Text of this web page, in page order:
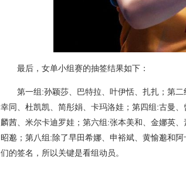
最后，女单小组赛的抽签结果如下：
第一组:孙颖莎、巴特拉、叶伊恬、扎扎；第
幸同、杜凯凯、简彤娟、卡玛洛娃；第四组:古曼
麟茜、米尔卡迪罗娃；第六组:张本美和、金娜英
昭邈；第八组:除了早田希娜、申裕斌、黄愉邈和
们的签名，所以关键是看组动员。